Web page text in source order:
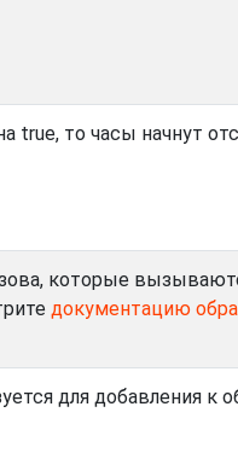
true, то часы начнут
которые
документацию
для добавления к